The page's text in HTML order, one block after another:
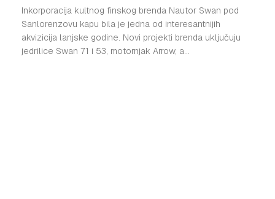
Inkorporacija kultnog finskog brenda Nautor Swan pod
Sanlorenzovu kapu bila je jedna od interesantnijih
akvizicija lanjske godine. Novi projekti brenda uključuju
jedrilice Swan 71 i 53, motornjak Arrow, a...